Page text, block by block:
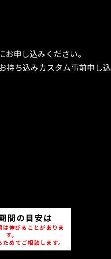
申し込みください。
持ち込みカスタム事前申し込
間の目安は
は伸びることがありま
す。
めてご相談します。